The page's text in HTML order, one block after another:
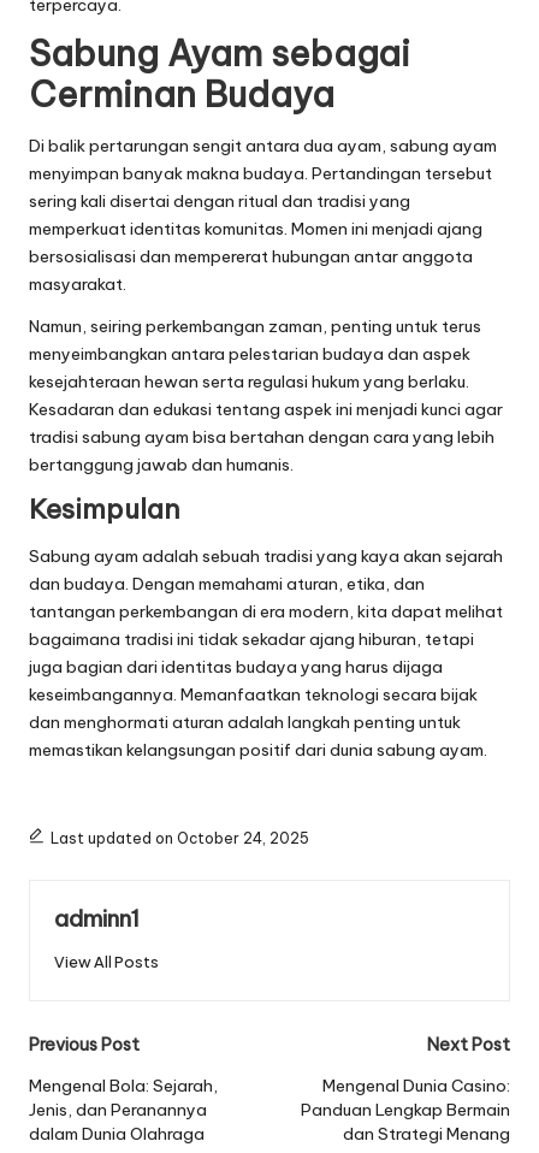
terpercaya.
Sabung Ayam sebagai
Cerminan Budaya
Di balik pertarungan sengit antara dua ayam, sabung ayam
menyimpan banyak makna budaya. Pertandingan tersebut
sering kali disertai dengan ritual dan tradisi yang
memperkuat identitas komunitas. Momen ini menjadi ajang
bersosialisasi dan mempererat hubungan antar anggota
masyarakat.
Namun, seiring perkembangan zaman, penting untuk terus
menyeimbangkan antara pelestarian budaya dan aspek
kesejahteraan hewan serta regulasi hukum yang berlaku.
Kesadaran dan edukasi tentang aspek ini menjadi kunci agar
tradisi sabung ayam bisa bertahan dengan cara yang lebih
bertanggung jawab dan humanis.
Kesimpulan
Sabung ayam adalah sebuah tradisi yang kaya akan sejarah
dan budaya. Dengan memahami aturan, etika, dan
tantangan perkembangan di era modern, kita dapat melihat
bagaimana tradisi ini tidak sekadar ajang hiburan, tetapi
juga bagian dari identitas budaya yang harus dijaga
keseimbangannya. Memanfaatkan teknologi secara bijak
dan menghormati aturan adalah langkah penting untuk
memastikan kelangsungan positif dari dunia sabung ayam.
Last updated on October 24, 2025
adminn1
View All Posts
Post
navigation
Previous Post
Mengenal Bola: Sejarah,
Jenis, dan Peranannya
dalam Dunia Olahraga
Next Post
Mengenal Dunia Casino:
Panduan Lengkap Bermain
dan Strategi Menang